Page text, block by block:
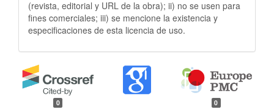
(revista, editorial y URL de la obra); ii) no se usen para
fines comerciales; iii) se mencione la existencia y
especificaciones de esta licencia de uso.
0 0